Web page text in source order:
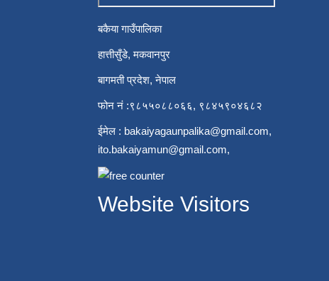
बकैया गाउँपालिका
हात्तीसुँडे, मकवानपुर
बागमती प्रदेश, नेपाल
फोन नं :९८५५०८८०६६, ९८४५९०४६८२
ईमेल : bakaiyagaunpalika@gmail.com,
ito.bakaiyamun@gmail.com,
Website Visitors